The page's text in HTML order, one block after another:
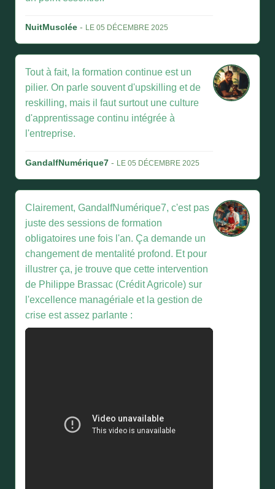
NuitMusclée - LE 05 DÉCEMBRE 2025
Tout à fait, la formation continue est un
pilier. On parle souvent d'upskilling et de
reskilling, mais il faut surtout une culture
d'apprentissage continu intégrée à
l'entreprise.
GandalfNumérique7 - LE 05 DÉCEMBRE 2025
Clairement, GandalfNumérique7, c'est pas
juste des sessions de formation
obligatoires une fois l'an. Ça demande un
changement de mentalité profond. Et pour
illustrer ça, je trouve que cette intervention
de Philippe Brassac (Crédit Agricole) sur
l'excellence managériale et la gestion de
crise est assez parlante :